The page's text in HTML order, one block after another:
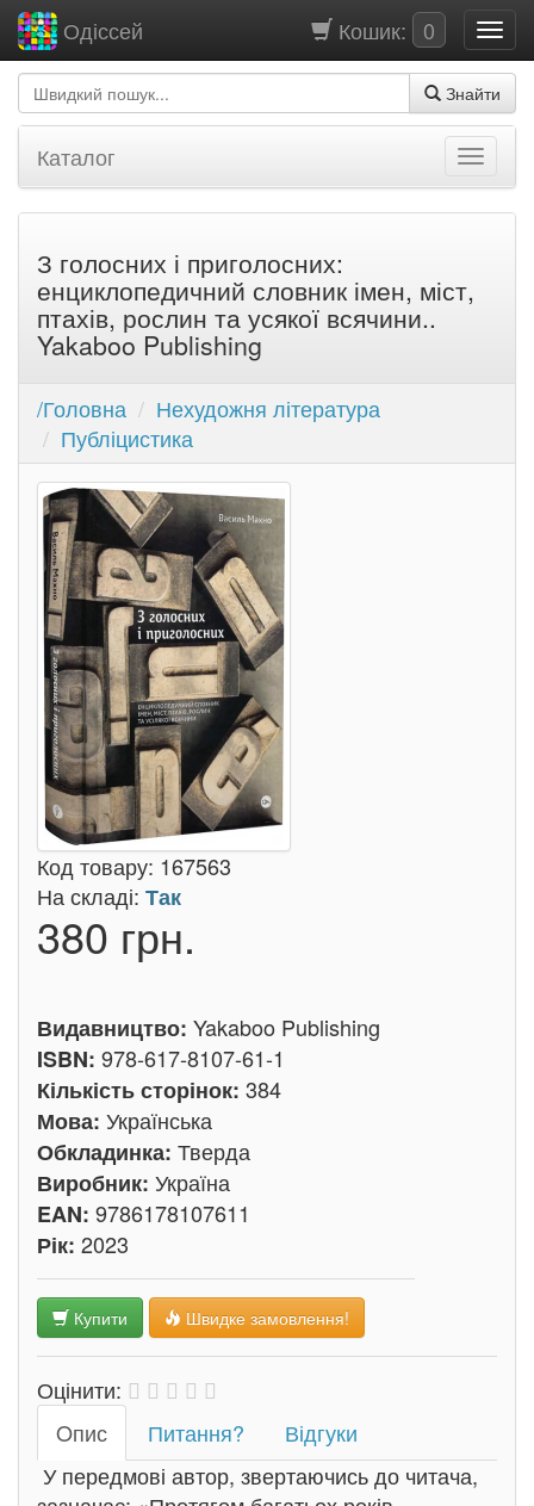
Кошик: 0
Одіссей
Знайти
Каталог
З голосних і приголосних:
енциклопедичний словник імен, міст,
птахів, рослин та усякої всячини..
Yakaboo Publishing
/Головна
Нехудожня література
Публіцистика
Код товару: 167563
На складі: Так
380 грн.
Видавництво: Yakaboo Publishing
ISBN: 978-617-8107-61-1
Кількість сторінок: 384
Мова: Українська
Обкладинка: Тверда
Виробник: Україна
EAN: 9786178107611
Рік: 2023
Купити Швидке замовлення!
Оцінити:
Oпис
Питання?
Відгуки
У передмові автор, звертаючись до читача,